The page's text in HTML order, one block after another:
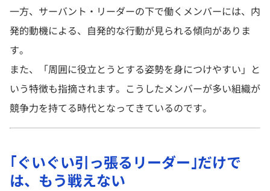
一方、サーバント・リーダーの下で働くメンバーには、内
発的動機による、自発的な行動が見られる傾向がありま
す。
また、「周囲に役立とうとする姿勢を身につけやすい」と
いう特徴も指摘されます。こうしたメンバーが多い組織が
競争力を持てる時代となってきているのです。
｢ぐいぐい引っ張るリーダー｣だけで
は、もう戦えない